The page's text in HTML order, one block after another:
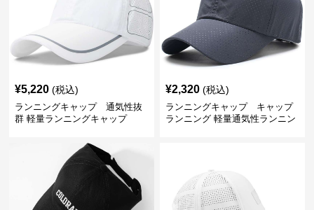
¥5,220 (税込)
ランニングキャップ 通気性抜
群 軽量ランニングキャップ
¥2,320 (税込)
ランニングキャップ キャップ
ランニング 軽量通気性ランニン